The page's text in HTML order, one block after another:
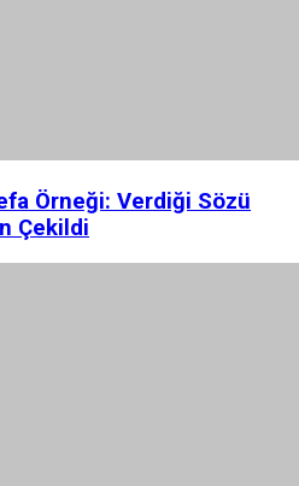
Örneği: Verdiği Sözü
Çekildi